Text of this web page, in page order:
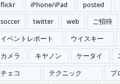
flickr
iPhone/iPad posted
soccer
twitter web ご招待
イベントレポート
ウイスキー
カメラ
キヤノン ケータイ
チェコ
テクニック ブ